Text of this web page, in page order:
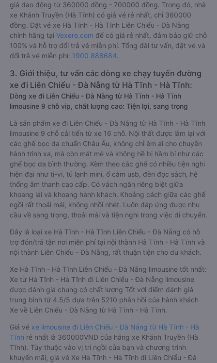
giá dao động từ 360000 đồng - 700000 đồng. Trong đó, nhà
xe Khánh Truyền (Hà Tĩnh) có giá vé rẻ nhất, chỉ 360000
đồng. Đặt vé xe Hà Tĩnh - Hà Tĩnh Liên Chiểu - Đà Nẵng
chính hãng tại Vexere.com để có giá rẻ nhất, đảm bảo giữ chỗ
100% và hỗ trợ đổi trả vé miễn phí. Tổng đài tư vấn, đặt vé và
đổi trả vé miễn phí: 1900 888684.
3. Giới thiệu, tư vấn các dòng xe chạy tuyến đường
xe đi Liên Chiểu - Đà Nẵng từ Hà Tĩnh - Hà Tĩnh:
Dòng xe đi Liên Chiểu - Đà Nẵng từ Hà Tĩnh - Hà Tĩnh
limousine 9 chỗ vip, chất lượng cao: Tiện lợi, sang trọng
Là sản phẩm xe đi Liên Chiểu - Đà Nẵng từ Hà Tĩnh - Hà Tĩnh
limousine 9 chỗ cải tiến từ xe 16 chỗ. Nội thất được làm lại với
các ghế bọc da chuẩn Châu Âu, không chỉ êm ái cho chuyến
hành trình xa, mà còn mát mẻ và không hề bị hầm bí như các
ghế bọc da bình thường. Kèm theo các ghế có nhiều tiện nghi
hiện đại như ti-vi, tủ lạnh mini, ổ cắm usb, đèn đọc sách, hệ
thống âm thanh cao cấp. Có vách ngăn riêng biệt giữa
khoang lái và khoang hành khách. Khoảng cách giữa các ghế
ngồi rất thoải mái, không nhồi nhét. Luôn đáp ứng được nhu
cầu về sang trọng, thoải mái và tiện nghi trong việc di chuyển.
Đây là loại xe Hà Tĩnh - Hà Tĩnh Liên Chiểu - Đà Nẵng có hỗ
trợ đón/trả tận nơi miễn phí tại nội thành Hà Tĩnh - Hà Tĩnh và
nội thành Liên Chiểu - Đà Nẵng, rất thuận tiện cho du khách.
Xe Hà Tĩnh - Hà Tĩnh Liên Chiểu - Đà Nẵng limousine tốt nhất:
Xe từ Hà Tĩnh - Hà Tĩnh đi Liên Chiểu - Đà Nẵng limousine
được đánh giá chung có chất lượng Tốt với điểm đánh giá
trung bình từ 4.5/5 dựa trên 5210 phản hồi của hành khách
Xe về Liên Chiểu - Đà Nẵng từ Hà Tĩnh - Hà Tĩnh.
Giá vé xe limousine đi Liên Chiểu - Đà Nẵng từ Hà Tĩnh - Hà
Tĩnh rẻ nhất là 360000VND của hãng xe Khánh Truyền (Hà
Tĩnh). Tùy thuộc vào vị trí ngồi của bạn và chương trình
khuyến mãi, giá vé Xe Hà Tĩnh - Hà Tĩnh đi Liên Chiểu - Đà